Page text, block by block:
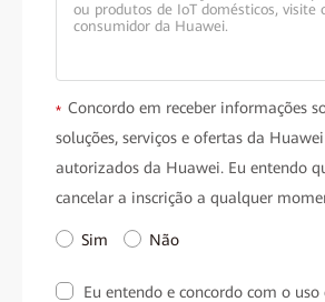
lançada. Saiba mais sobre ela.
* Concordo em receber informações
soluções, serviços e ofertas da
autorizados da Huawei. Eu entendo
cancelar a inscrição a qualquer
Sim Não
Eu entendo e concordo com o uso